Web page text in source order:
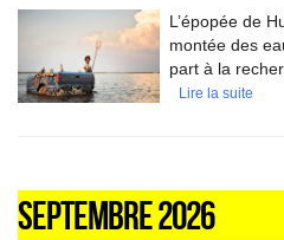
L’épopée de
montée des
part à la
Lire la suite
SEPTEMBRE 2026